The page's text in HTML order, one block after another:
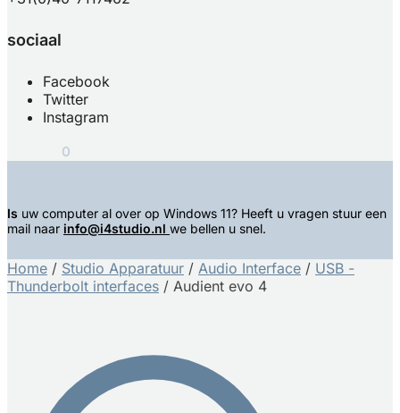
sociaal
Facebook
Twitter
Instagram
0
Is uw computer al over op Windows 11? Heeft u vragen stuur een
mail naar info@i4studio.nl we bellen u snel.
Home / Studio Apparatuur / Audio Interface / USB -
Thunderbolt interfaces / Audient evo 4